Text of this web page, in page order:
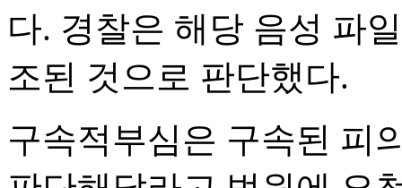
다. 경찰은 해당 음성 파
조된 것으로 판단했다.
구속적부심은 구속된 피